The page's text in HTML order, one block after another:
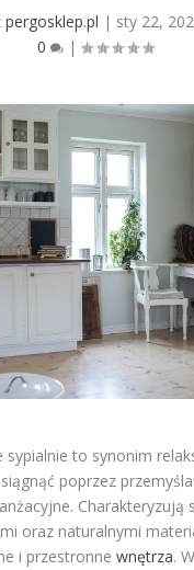
pergosklep.pl | sty 22,
0
|
sypialnie to synonim
poprzez
Charakteryzują
oraz naturalnymi
i przestronnewnętrza.